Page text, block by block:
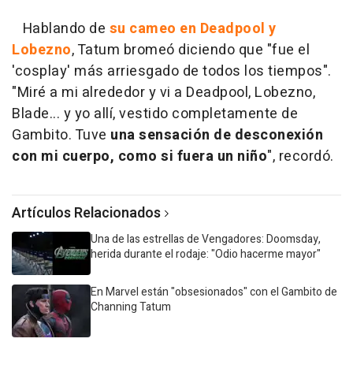
Hablando de su cameo en Deadpool y
Lobezno, Tatum bromeó diciendo que "fue el
'cosplay' más arriesgado de todos los tiempos".
"Miré a mi alrededor y vi a Deadpool, Lobezno,
Blade... y yo allí, vestido completamente de
Gambito. Tuve una sensación de desconexión
con mi cuerpo, como si fuera un niño", recordó.
Artículos Relacionados
Una de las estrellas de Vengadores: Doomsday,
herida durante el rodaje: "Odio hacerme mayor"
En Marvel están "obsesionados" con el Gambito de
Channing Tatum